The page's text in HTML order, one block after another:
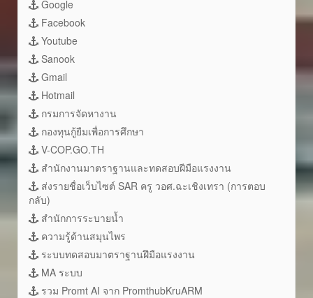
Google
Facebook
Youtube
Sanook
Gmail
Hotmail
กรมการจัดหางาน
กองทุนกู้ยืมเพื่อการศึกษา
V-COP.GO.TH
สำนักงานมาตราฐานและทดสอบฝีมือแรงงาน
ส่งรายชื่อเว็บไซต์ SAR ครู วอศ.ฉะเชิงเทรา (การตอบ
กลับ)
สำนักการระบายน้ำ
ความรู้ด้านสมุนไพร
ระบบทดสอบมาตราฐานฝึมือแรงงาน
MA ระบบ
รวม Promt AI จาก PromthubKruARM